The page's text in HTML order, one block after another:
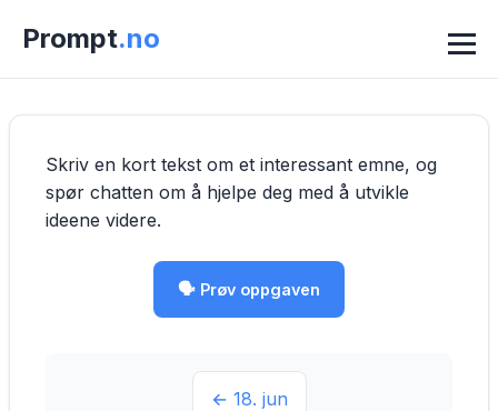
Prompt.no
Skriv en kort tekst om et interessant emne, og
spør chatten om å hjelpe deg med å utvikle
ideene videre.
🗣️ Prøv oppgaven
← 18. jun